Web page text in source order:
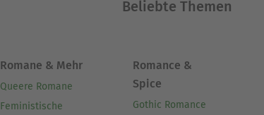
Beliebte Themen
Romane & Mehr
Queere Romane
Feministische
Romance &
Spice
Gothic Romance